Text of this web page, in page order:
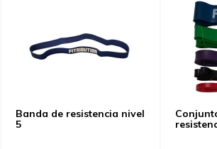
Banda de resistencia nivel
5